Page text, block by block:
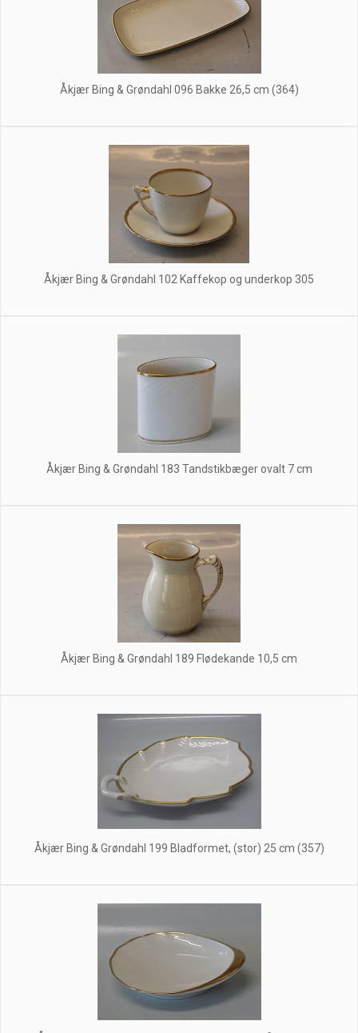
Åkjær Bing & Grøndahl 096 Bakke 26,5 cm (364)
Åkjær Bing & Grøndahl 102 Kaffekop og underkop 305
Åkjær Bing & Grøndahl 183 Tandstikbæger ovalt 7 cm
Åkjær Bing & Grøndahl 189 Flødekande 10,5 cm
Åkjær Bing & Grøndahl 199 Bladformet, (stor) 25 cm (357)